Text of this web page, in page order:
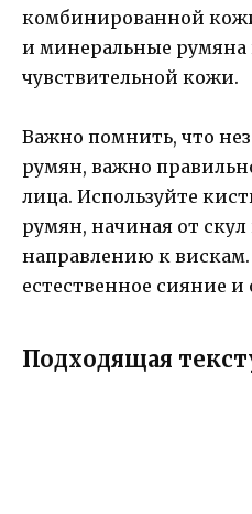
комбинированной
и минеральные румяна
чувствительной кожи.
Важно помнить, что
румян, важно
лица. Используйте
румян, начиная от скул
направлению к вискам.
естественное сияние и
Подходящая